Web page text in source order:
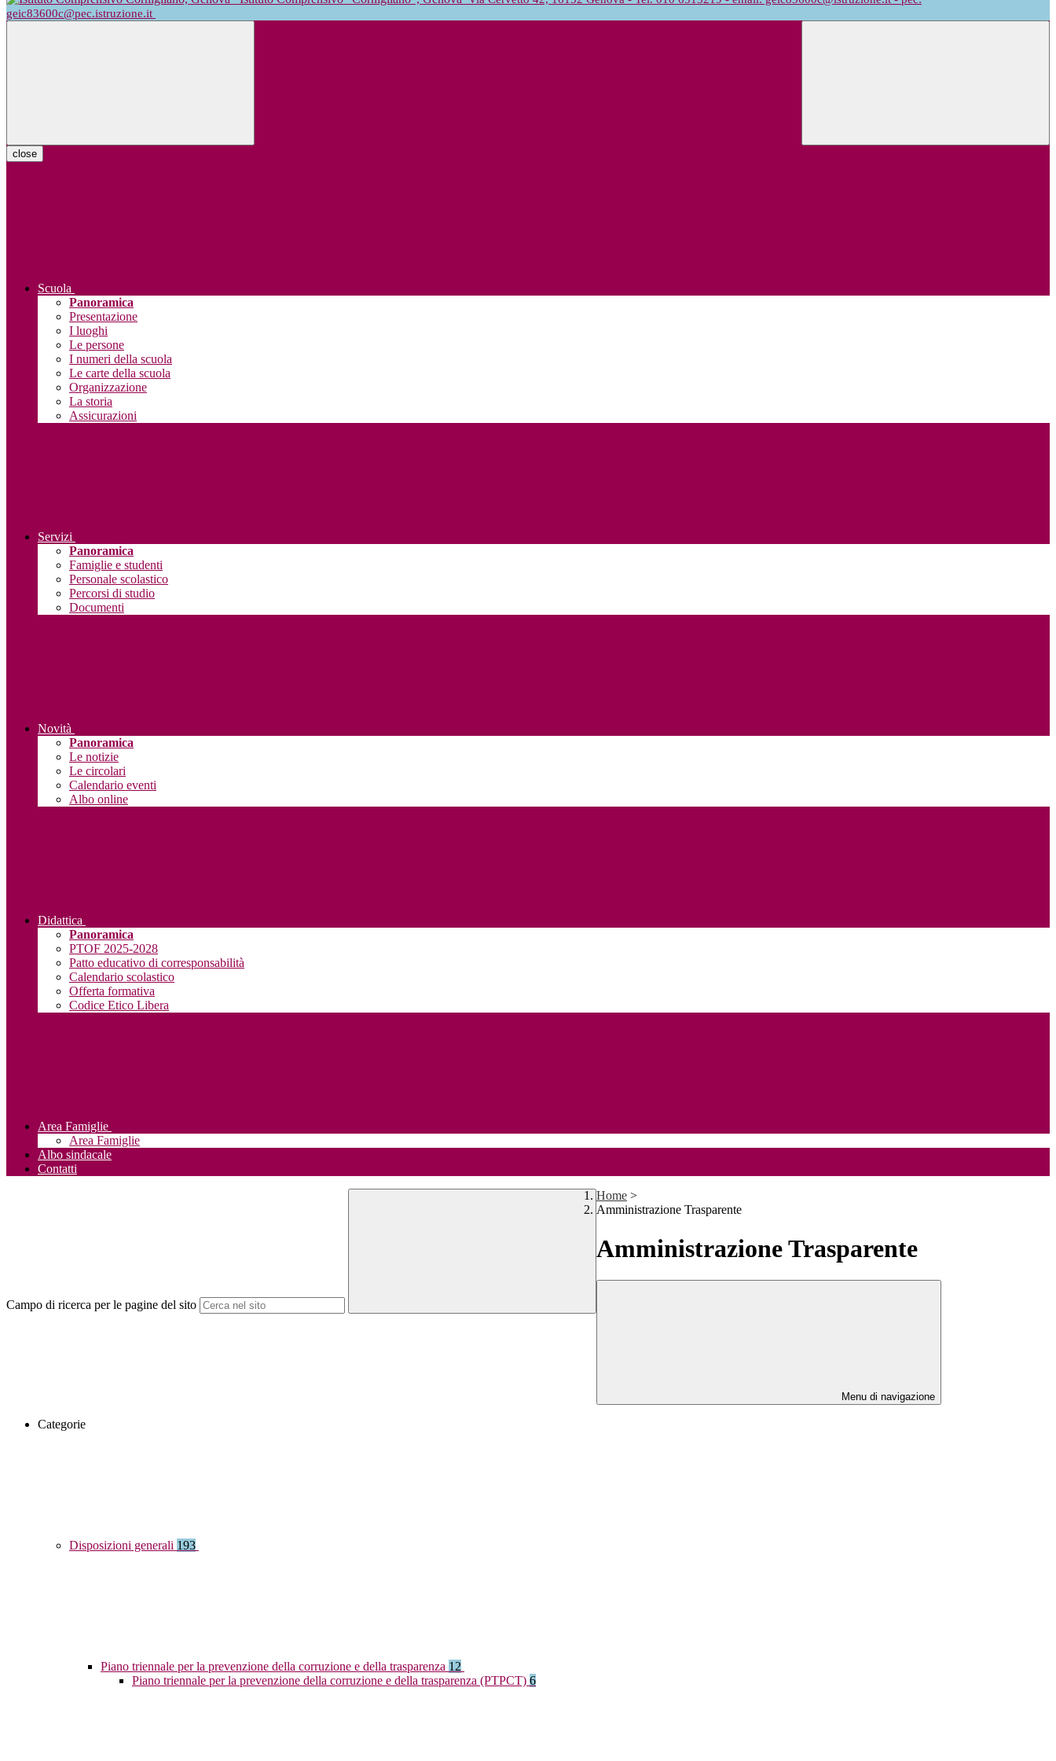
geic83600c@pec.istruzione.it
close
Scuola
Panoramica
Presentazione
I luoghi
Le persone
I numeri della scuola
Le carte della scuola
Organizzazione
La storia
Assicurazioni
Servizi
Panoramica
Famiglie e studenti
Personale scolastico
Percorsi di studio
Documenti
Novità
Panoramica
Le notizie
Le circolari
Calendario eventi
Albo online
Didattica
Panoramica
PTOF 2025-2028
Patto educativo di corresponsabilità
Calendario scolastico
Offerta formativa
Codice Etico Libera
Area Famiglie
Area Famiglie
Albo sindacale
Contatti
Campo di ricerca per le pagine del sito
Home >
Amministrazione Trasparente
Amministrazione Trasparente
Menu di navigazione
Categorie
Disposizioni generali 193
Piano triennale per la prevenzione della corruzione e della trasparenza 12
Piano triennale per la prevenzione della corruzione e della trasparenza (PTPCT) 6